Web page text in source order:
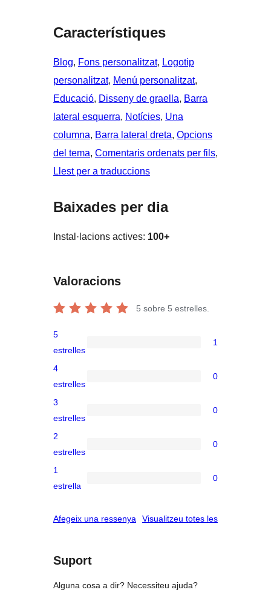
Característiques
Blog, Fons personalitzat, Logotip
personalitzat, Menú personalitzat
Educació, Disseny de graella, Barra
lateral esquerra, Notícies, Una
columna, Barra lateral dreta, Opcions
del tema, Comentaris ordenats per fils
Llest per a traduccions
Baixades per dia
Instal·lacions actives: 100+
Valoracions
5 sobre 5 estrelles.
1
valoració
5
estrelles
1
0
valoracions
4
estrelles
0
0
valoracions
3
estrelles
0
0
valoracions
estrelles
2
estrelles
0
0
de
1
estrella
0
Afegeix una ressenya Visualitzeu totes lesressenyes
Suport
Alguna cosa a dir? Necessiteu ajuda?